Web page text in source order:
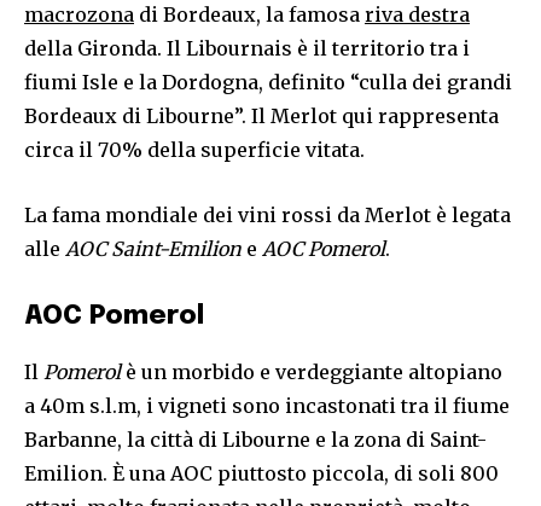
macrozona di Bordeaux, la famosa riva destra
della Gironda. Il Libournais è il territorio tra i
fiumi Isle e la Dordogna, definito “culla dei grandi
Bordeaux di Libourne”. Il Merlot qui rappresenta
circa il 70% della superficie vitata.
La fama mondiale dei vini rossi da Merlot è legata
alle AOC Saint-Emilion e AOC Pomerol.
AOC Pomerol
Il Pomerolè un morbido e verdeggiante altopiano
a 40m s.l.m, i vigneti sono incastonati tra il fiume
Barbanne, la città di Libourne e la zona di Saint-
Emilion. È una AOC piuttosto piccola, di soli 800